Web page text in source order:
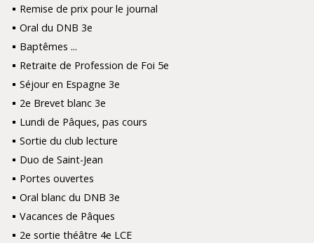
Remise de prix pour le journal
Oral du DNB 3e
Baptêmes ...
Retraite de Profession de Foi 5e
Séjour en Espagne 3e
2e Brevet blanc 3e
Lundi de Pâques, pas cours
Sortie du club lecture
Duo de Saint-Jean
Portes ouvertes
Oral blanc du DNB 3e
Vacances de Pâques
2e sortie théâtre 4e LCE